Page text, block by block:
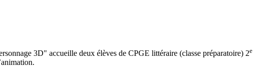
3D" accueille deux élèves de CPGE littéraire (classe préparatoire) 2e